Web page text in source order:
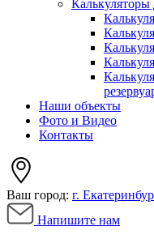
Наши объекты
Фото и Видео
Контакты
Ваш город: г.
Напишите нам